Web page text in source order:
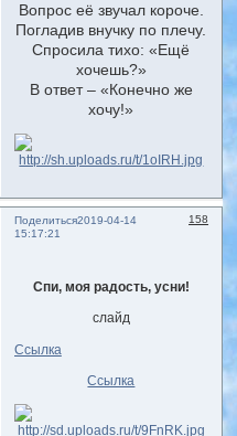
Вопрос её звучал короче.
Погладив внучку по плечу.
Спросила тихо: «Ещё
хочешь?»
В ответ – «Конечно же
хочу!»
Поделиться 158
2019-04-14
15:17:21
Спи, моя радость, усни!
слайд
Ссылка
Ссылка